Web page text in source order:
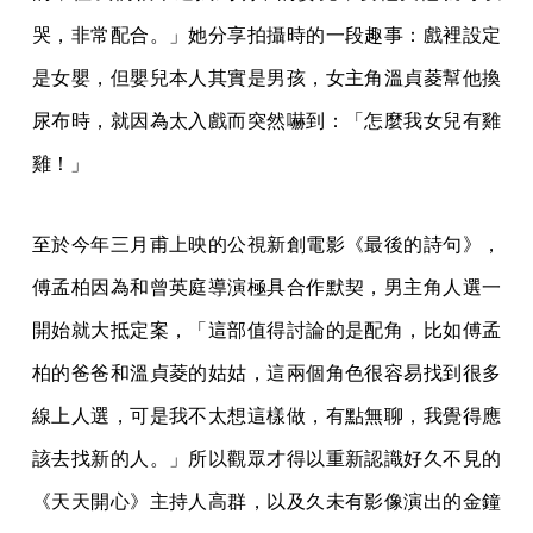
哭，非常配合。」她分享拍攝時的一段趣事：戲裡設定
是女嬰，但嬰兒本人其實是男孩，女主角溫貞菱幫他換
尿布時，就因為太入戲而突然嚇到：「怎麼我女兒有雞
雞！」
至於今年三月甫上映的公視新創電影《最後的詩句》，
傅孟柏因為和曾英庭導演極具合作默契，男主角人選一
開始就大抵定案，「這部值得討論的是配角，比如傅孟
柏的爸爸和溫貞菱的姑姑，這兩個角色很容易找到很多
線上人選，可是我不太想這樣做，有點無聊，我覺得應
該去找新的人。」所以觀眾才得以重新認識好久不見的
《天天開心》主持人高群，以及久未有影像演出的金鐘